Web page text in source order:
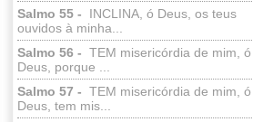
Salmo 55 -
INCLINA, ó Deus, os teus
ouvidos à minha...
Salmo 56 - TEM misericórdia de mim, ó
Deus, porque ...
Salmo 57 - TEM misericórdia de mim, ó
Deus, tem mis...